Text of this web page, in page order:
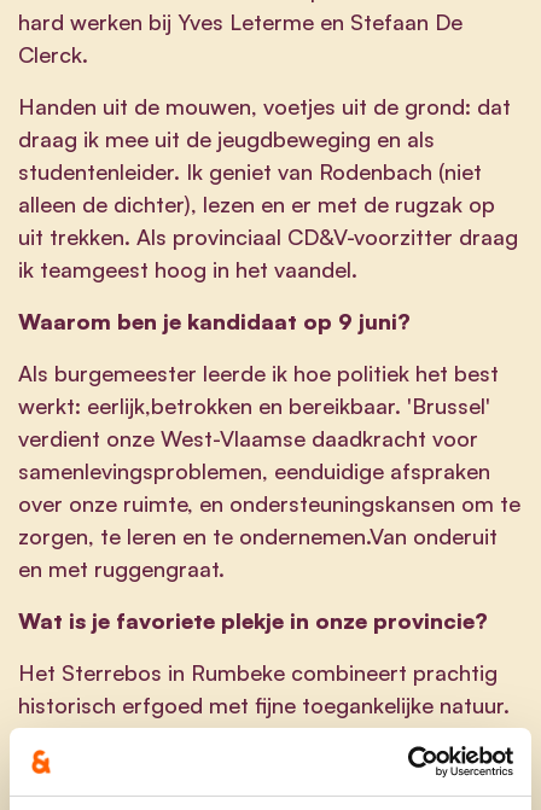
hard werken bij Yves Leterme en Stefaan De
Clerck.
Handen uit de mouwen, voetjes uit de grond: dat
draag ik mee uit de jeugdbeweging en als
studentenleider. Ik geniet van Rodenbach (niet
alleen de dichter), lezen en er met de rugzak op
uit trekken. Als provinciaal CD&V-voorzitter draag
ik teamgeest hoog in het vaandel.
Waarom ben je kandidaat op 9 juni?
Als burgemeester leerde ik hoe politiek het best
werkt: eerlijk,betrokken en bereikbaar. 'Brussel'
verdient onze West-Vlaamse daadkracht voor
samenlevingsproblemen, eenduidige afspraken
over onze ruimte, en ondersteuningskansen om te
zorgen, te leren en te ondernemen.Van onderuit
en met ruggengraat.
Wat is je favoriete plekje in onze provincie?
Het Sterrebos in Rumbeke combineert prachtig
historisch erfgoed met fijne toegankelijke natuur.
krisdeclercq@hotmail.com